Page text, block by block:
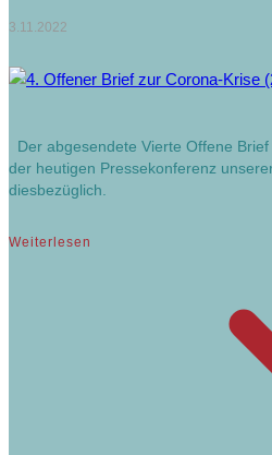
3.11.2022
Der abgesendete Vierte Offene
der heutigen Pressekonferenz
diesbezüglich.
Weiterlesen